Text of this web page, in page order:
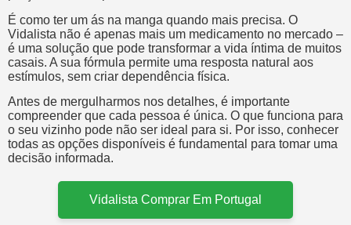
É como ter um ás na manga quando mais precisa. O
Vidalista não é apenas mais um medicamento no mercado –
é uma solução que pode transformar a vida íntima de muitos
casais. A sua fórmula permite uma resposta natural aos
estímulos, sem criar dependência física.
Antes de mergulharmos nos detalhes, é importante
compreender que cada pessoa é única. O que funciona para
o seu vizinho pode não ser ideal para si. Por isso, conhecer
todas as opções disponíveis é fundamental para tomar uma
decisão informada.
Vidalista Comprar Em Portugal